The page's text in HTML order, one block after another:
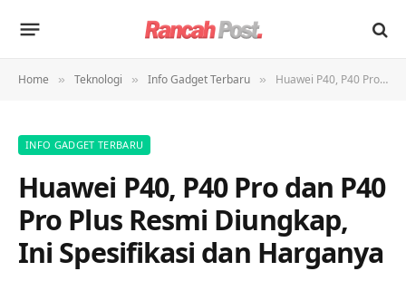
Home » Teknologi » Info Gadget Terbaru » Huawei P40, P40 Pro dan P40 Pro Plus Resmi Diungkap, Ini Spesifikasi dan Harganya
INFO GADGET TERBARU
Huawei P40, P40 Pro dan P40
Pro Plus Resmi Diungkap,
Ini Spesifikasi dan Harganya